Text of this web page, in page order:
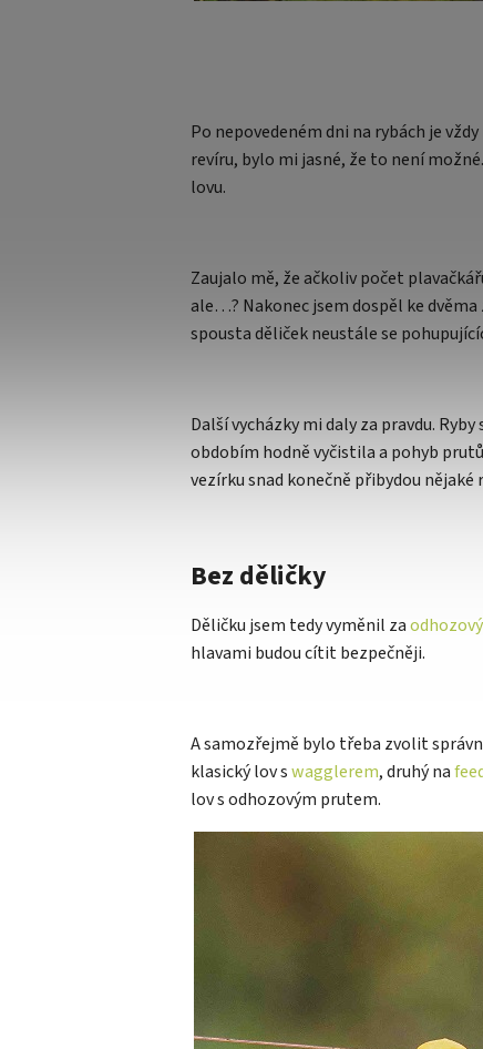
Po nepovedeném dni na rybách je
revíru, bylo mi jasné, že to není
lovu.
Zaujalo mě, že ačkoliv počet
ale…? Nakonec jsem dospěl ke
spousta děliček neustále se
Další vycházky mi daly za pravdu.
obdobím hodně vyčistila a pohyb
vezírku snad konečně přibydou nějaké
Bez děličky
Děličku jsem tedy vyměnil za
hlavami budou cítit bezpečněji.
A samozřejmě bylo třeba zvolit
klasický lov swagglerem, druhý na
lov s odhozovým prutem.